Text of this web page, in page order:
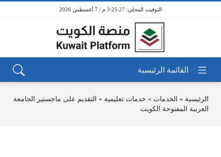
3:25:27 م / 7 أغسطس 2026
الرئيسية » الخدمات » خدمات تعليمية » التقديم على ماجستير الجامعة
العربية المفتوحة الكويت